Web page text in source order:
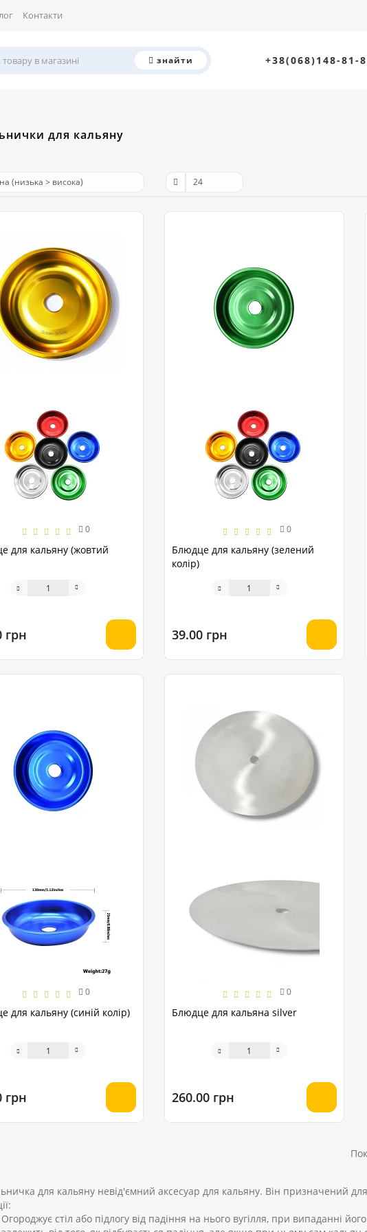
Контакти
знайти +38(068)148-81-
для кальяну
0
для кальяну (жовтий
грн
0
Блюдце для кальяну (зелений
колір)
39.00 грн
0
для кальяну (синій колір)
грн
0
Блюдце для кальяна silver
260.00 грн
для кальяну невід'ємний аксесуар для кальяну. Він призначений
Огороджує стіл або підлогу від падіння на нього вугілля, при випаданні